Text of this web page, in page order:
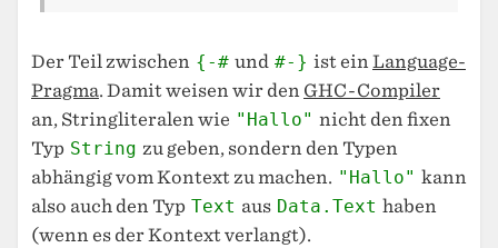
Der Teil zwischen {-# und #-} ist einLanguage-
Pragma. Damit weisen wir den GHC-Compiler
an, Stringliteralen wie "Hallo" nicht den fixen
Typ String zu geben, sondern den Typen
abhängig vom Kontext zu machen. "Hallo" kann
also auch den Typ Text aus Data.Text haben
(wenn es der Kontext verlangt).